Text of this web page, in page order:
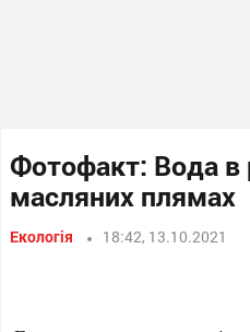
Фотофакт: Вода в
масляних плямах
Екологія 18:42, 13.10.2021